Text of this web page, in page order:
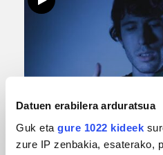
Datuen erabilera arduratsua
Guk eta gure 1022 kideek
zure IP zenbakia, esaterako,
MUSIKA
Odik berria ezagutzeko